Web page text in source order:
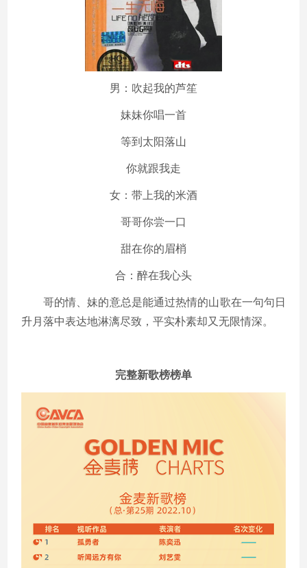
男：吹起我的芦笙
妹妹你唱一首
等到太阳落山
你就跟我走
女：带上我的米酒
哥哥你尝一口
甜在你的眉梢
合：醉在我心头
哥的情、妹的意总是能通过热情的山歌在一句句日
升月落中表达地淋漓尽致，平实朴素却又无限情深。
完整新歌榜榜单